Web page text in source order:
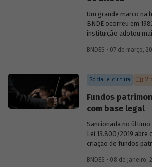
teve o S de "social"
sigla nos anos 1980.
Um grande marco na
BNDE ocorreu em
instituição adotou
Banco Nacional de
resolveram os
contrário, eles
no país. Era preciso
desenvolvimento
desenvolvimento
pouco sobre a
promoção da
sua história.
BNDES • 07 de março,
Social e cultura
Fundos
com base legal
Sancionada no último
Lei 13.800/2019 abre
criação de fundos
trabalho de discussão
BNDES • 08 de janeiro,